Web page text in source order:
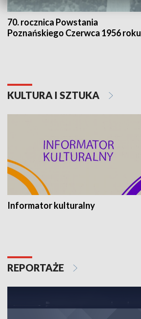
70. rocznica Powstania
Poznańskiego Czerwca 1956 roku
KULTURA I SZTUKA
Informator kulturalny
REPORTAŻE